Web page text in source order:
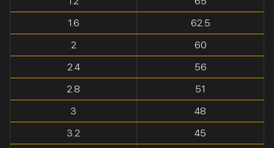
1.6
62.5
2
60
2.4
56
2.8
51
3
48
3.2
45